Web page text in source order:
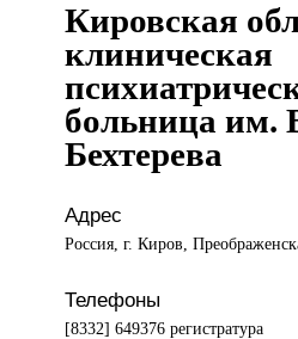
Кировская
клиническая
больница им.
Бехтерева
Адрес
Россия, г. Киров,
Телефоны
[8332] 649376 регистратура